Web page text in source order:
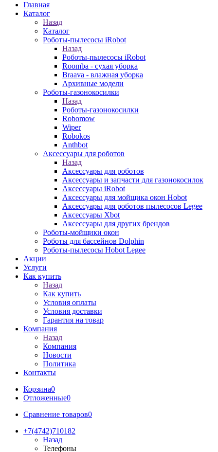
Главная
Каталог
Назад
Каталог
Роботы-пылесосы iRobot
Назад
Роботы-пылесосы iRobot
Roomba - сухая уборка
Braava - влажная уборка
Архивные модели
Роботы-газонокосилки
Назад
Роботы-газонокосилки
Robomow
Wiper
Robokos
Anthbot
Аксессуары для роботов
Назад
Аксессуары для роботов
Аксессуары и запчасти для газонокосилок
Аксессуары iRobot
Аксессуары для мойщика окон Hobot
Аксессуары для роботов пылесосов Legee
Аксессуары Xbot
Аксессуары для других брендов
Роботы-мойщики окон
Роботы для бассейнов Dolphin
Роботы-пылесосы Hobot Legee
Акции
Услуги
Как купить
Назад
Как купить
Условия оплаты
Условия доставки
Гарантия на товар
Компания
Назад
Компания
Новости
Политика
Контакты
Корзина0
Отложенные0
Сравнение товаров0
+7(4742)710182
Назад
Телефоны